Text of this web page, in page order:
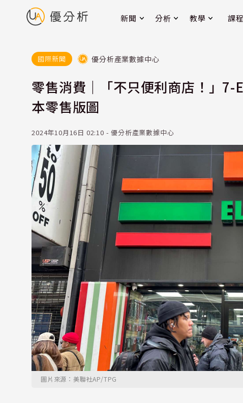
新聞 分析 教學 課程
國際新聞 優分析產業數據中心
零售消費｜「不只便利商店！」
本零售版圖
2024年10月16日 02:10 - 優分析產業數據中心
圖片來源：美聯社AP/TPG